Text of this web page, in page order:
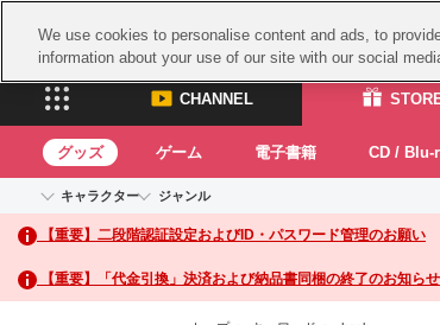
CHANNEL
CHANNEL
ASOBI CHANNEL TOP
グッ
グッズ ゲーム 電子書籍 CD / Blu-
キャラクター
アイドルマスターシリーズ
アイドルマスター
アイドルマスター シンデレラガールズ
ジャンル
イベントグッズ
トイ・ホビー
【重要】二段階認証設定およびID・パスワード管理のお願い
【重要】「代金引換」決済および納品書同梱の終了のお知らせ
We use cookies to personalise content and ads, to
information about your use of our site with our social